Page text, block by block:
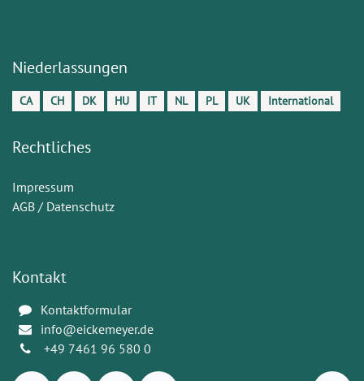
Niederlassungen
CA CH DK HU IT NL PL UK International
Rechtliches
Impressum
AGB / Datenschutz
Kontakt
Kontaktformular
info@eickemeyer.de
+49 7461 96 580 0